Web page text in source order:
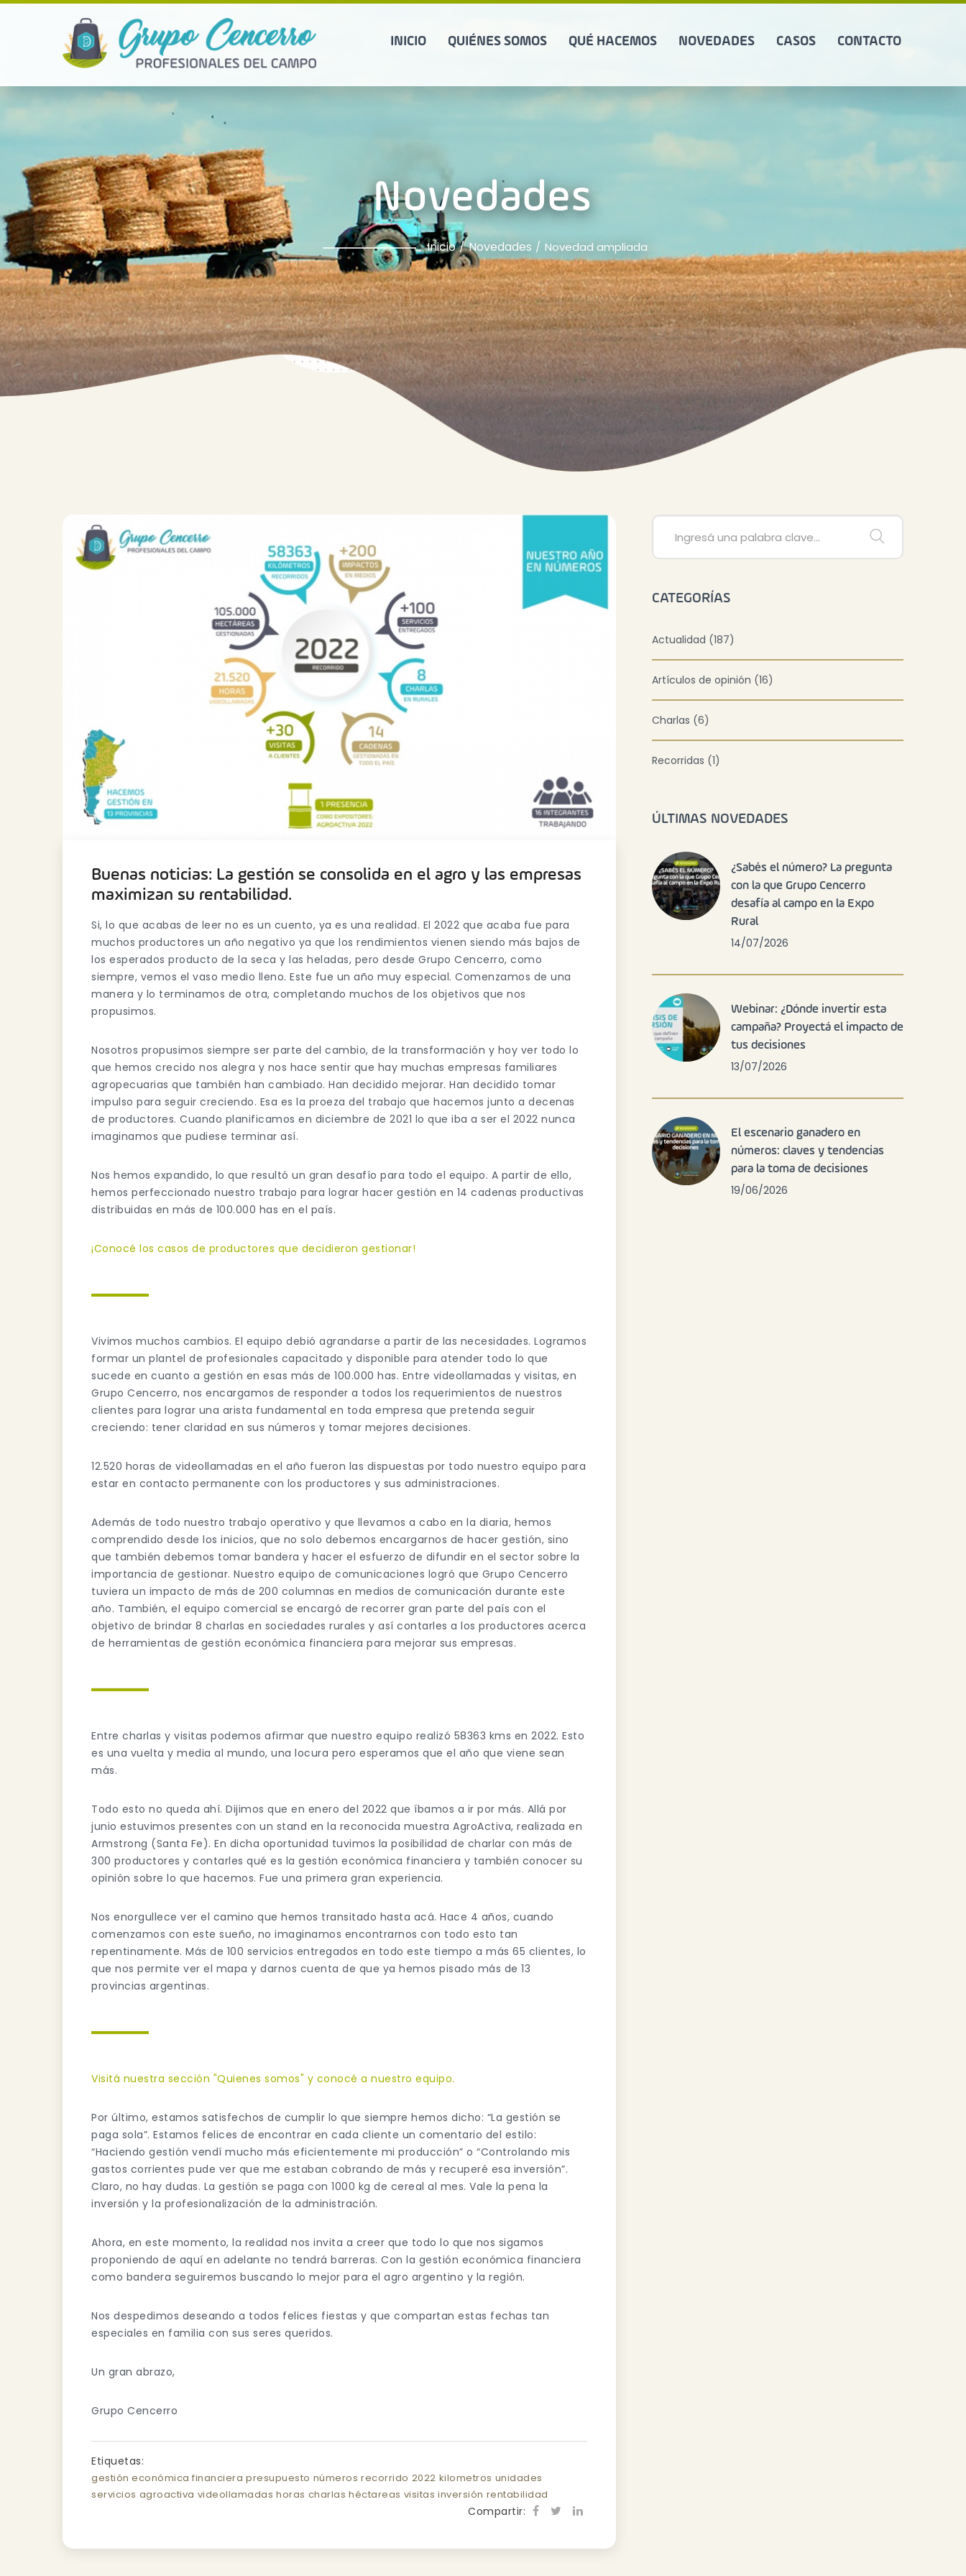
INICIO QUIÉNES SOMOS QUÉ HACEMOS NOVEDADES CASOS CONTACTO
Novedades
Inicio Novedades Novedad ampliada
Buenas noticias: La gestión se consolida en el agro y las empresas
maximizan su rentabilidad.
Si, lo que acabas de leer no es un cuento, ya es una realidad. El 2022 que acaba fue para
muchos productores un año negativo ya que los rendimientos vienen siendo más bajos de
los esperados producto de la seca y las heladas, pero desde Grupo Cencerro, como
siempre, vemos el vaso medio lleno. Este fue un año muy especial. Comenzamos de una
manera y lo terminamos de otra, completando muchos de los objetivos que nos
propusimos.
Nosotros propusimos siempre ser parte del cambio, de la transformación y hoy ver todo lo
que hemos crecido nos alegra y nos hace sentir que hay muchas empresas familiares
agropecuarias que también han cambiado. Han decidido mejorar. Han decidido tomar
impulso para seguir creciendo. Esa es la proeza del trabajo que hacemos junto a decenas
de productores. Cuando planificamos en diciembre de 2021 lo que iba a ser el 2022 nunca
imaginamos que pudiese terminar así.
Nos hemos expandido, lo que resultó un gran desafío para todo el equipo. A partir de ello,
hemos perfeccionado nuestro trabajo para lograr hacer gestión en 14 cadenas productivas
distribuidas en más de 100.000 has en el país.
¡Conocé los casos de productores que decidieron gestionar!
Vivimos muchos cambios. El equipo debió agrandarse a partir de las necesidades. Logramos
formar un plantel de profesionales capacitado y disponible para atender todo lo que
sucede en cuanto a gestión en esas más de 100.000 has. Entre videollamadas y visitas, en
Grupo Cencerro, nos encargamos de responder a todos los requerimientos de nuestros
clientes para lograr una arista fundamental en toda empresa que pretenda seguir
creciendo: tener claridad en sus números y tomar mejores decisiones.
12.520 horas de videollamadas en el año fueron las dispuestas por todo nuestro equipo para
estar en contacto permanente con los productores y sus administraciones.
Además de todo nuestro trabajo operativo y que llevamos a cabo en la diaria, hemos
comprendido desde los inicios, que no solo debemos encargarnos de hacer gestión, sino
que también debemos tomar bandera y hacer el esfuerzo de difundir en el sector sobre la
importancia de gestionar. Nuestro equipo de comunicaciones logró que Grupo Cencerro
tuviera un impacto de más de 200 columnas en medios de comunicación durante este
año. También, el equipo comercial se encargó de recorrer gran parte del país con el
objetivo de brindar 8 charlas en sociedades rurales y así contarles a los productores acerca
de herramientas de gestión económica financiera para mejorar sus empresas.
Entre charlas y visitas podemos afirmar que nuestro equipo realizó 58363 kms en 2022. Esto
es una vuelta y media al mundo, una locura pero esperamos que el año que viene sean
más.
Todo esto no queda ahí. Dijimos que en enero del 2022 que íbamos a ir por más. Allá por
junio estuvimos presentes con un stand en la reconocida muestra AgroActiva, realizada en
Armstrong (Santa Fe). En dicha oportunidad tuvimos la posibilidad de charlar con más de
300 productores y contarles qué es la gestión económica financiera y también conocer su
opinión sobre lo que hacemos. Fue una primera gran experiencia.
Nos enorgullece ver el camino que hemos transitado hasta acá. Hace 4 años, cuando
comenzamos con este sueño, no imaginamos encontrarnos con todo esto tan
repentinamente. Más de 100 servicios entregados en todo este tiempo a más 65 clientes, lo
que nos permite ver el mapa y darnos cuenta de que ya hemos pisado más de 13
provincias argentinas.
Visitá nuestra sección "Quienes somos" y conocé a nuestro equipo.
Por último, estamos satisfechos de cumplir lo que siempre hemos dicho: “La gestión se
paga sola”. Estamos felices de encontrar en cada cliente un comentario del estilo:
“Haciendo gestión vendí mucho más eficientemente mi producción” o “Controlando mis
gastos corrientes pude ver que me estaban cobrando de más y recuperé esa inversión”.
Claro, no hay dudas. La gestión se paga con 1000 kg de cereal al mes. Vale la pena la
inversión y la profesionalización de la administración.
Ahora, en este momento, la realidad nos invita a creer que todo lo que nos sigamos
proponiendo de aquí en adelante no tendrá barreras. Con la gestión económica financiera
como bandera seguiremos buscando lo mejor para el agro argentino y la región.
Nos despedimos deseando a todos felices fiestas y que compartan estas fechas tan
especiales en familia con sus seres queridos.
Un gran abrazo,
Grupo Cencerro
Etiquetas:
gestión económica financiera presupuesto números recorrido 2022 kilometros unidades
servicios agroactiva videollamadas horas charlas héctareas visitas inversión rentabilidad
Compartir:
CATEGORÍAS
Actualidad (187)
Artículos de opinión (16)
Charlas (6)
Recorridas (1)
ÚLTIMAS NOVEDADES
¿Sabés el número? La pregunta
con la que Grupo Cencerro
desafía al campo en la Expo
Rural
14/07/2026
Webinar: ¿Dónde invertir esta
campaña? Proyectá el impacto de
tus decisiones
13/07/2026
El escenario ganadero en
números: claves y tendencias
para la toma de decisiones
19/06/2026